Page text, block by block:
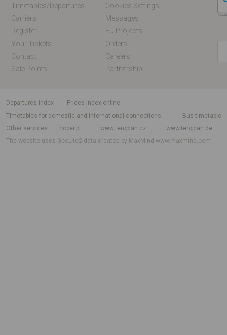
Timetables/departures
Cookies Settings
Carriers
Messages
Register
EU Projects
Your Tickets
Orders
Contact
Careers
Sale Points
Partnership
departures index
Prices index online
Timetables for domestic and international connections
Bus timetable
Other services
hoper.pl www.teroplan.cz
www.teroplan.de
The website uses GeoLite2 data created by MaxMindwww.maxmind.com